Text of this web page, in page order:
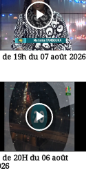
de 19h du 07 août 2026
de 20H du 06 août